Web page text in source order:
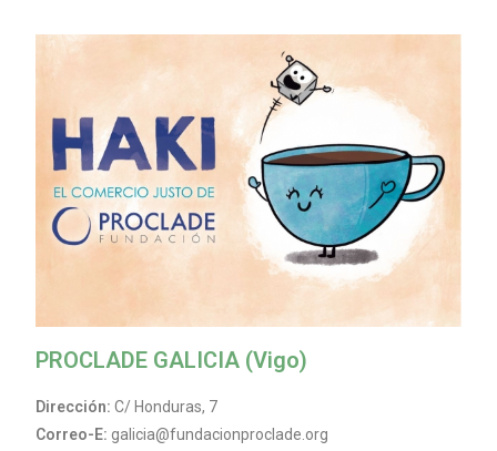
PROCLADE GALICIA (Vigo)
Dirección: C/ Honduras, 7
Correo-E: galicia@fundacionproclade.org